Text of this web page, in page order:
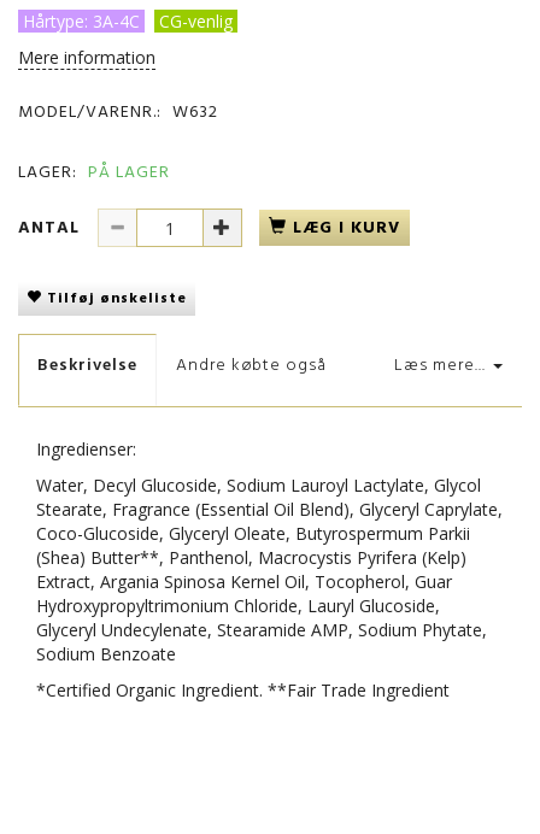
Hårtype: 3A-4C
CG-venlig
Mere information
MODEL/VARENR.: W632
LAGER: PÅ LAGER
ANTAL
LÆG I KURV
Tilføj ønskeliste
Læs mere...
Beskrivelse Andre købte også
Ingredienser:
Water, Decyl Glucoside, Sodium Lauroyl Lactylate, Glycol
Stearate, Fragrance (Essential Oil Blend), Glyceryl Caprylate,
Coco-Glucoside, Glyceryl Oleate, Butyrospermum Parkii
(Shea) Butter**, Panthenol, Macrocystis Pyrifera (Kelp)
Extract, Argania Spinosa Kernel Oil, Tocopherol, Guar
Hydroxypropyltrimonium Chloride, Lauryl Glucoside,
Glyceryl Undecylenate, Stearamide AMP, Sodium Phytate,
Sodium Benzoate
*Certified Organic Ingredient. **Fair Trade Ingredient